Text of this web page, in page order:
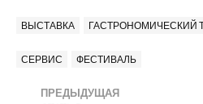
ВЫСТАВКА ГАСТРОНОМИЧЕСКИЙ
СЕРВИС ФЕСТИВАЛЬ
ПРЕДЫДУЩАЯ